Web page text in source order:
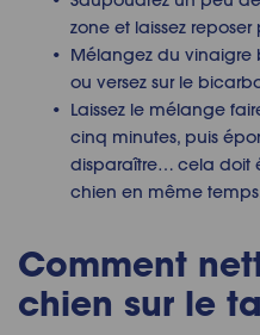
zone et laissez
Mélangez du vinaigre
ou versez sur le
Laissez le mélange
cinq minutes, puis
disparaître… cela doit
chien en même
Comment
chien sur le